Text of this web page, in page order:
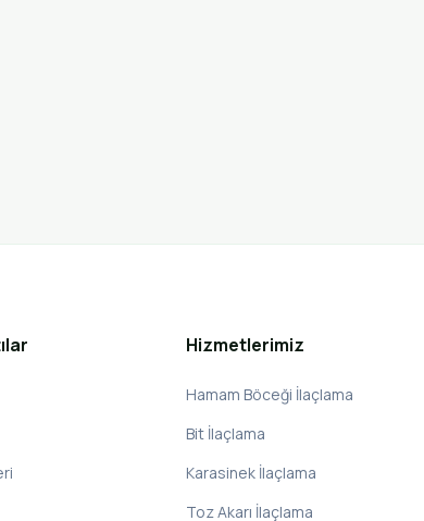
Hizmetlerimiz
Hamam Böceği İlaçlama
Bit İlaçlama
Karasinek İlaçlama
Toz Akarı İlaçlama